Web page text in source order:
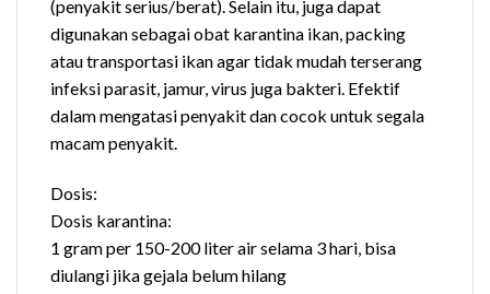
(penyakit serius/berat). Selain itu, juga dapat
digunakan sebagai obat karantina ikan, packing
atau transportasi ikan agar tidak mudah terserang
infeksi parasit, jamur, virus juga bakteri. Efektif
dalam mengatasi penyakit dan cocok untuk segala
macam penyakit.
Dosis:
Dosis karantina:
1 gram per 150-200 liter air selama 3 hari, bisa
diulangi jika gejala belum hilang